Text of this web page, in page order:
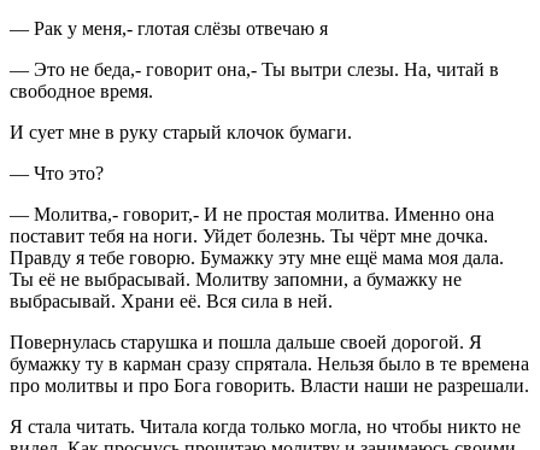
— Рак у меня,- глотая слёзы отвечаю я
— Это не беда,- говорит она,- Ты вытри слезы. На, читай в
свободное время.
И сует мне в руку старый клочок бумаги.
— Что это?
— Молитва,- говорит,- И не простая молитва. Именно она
поставит тебя на ноги. Уйдет болезнь. Ты чёрт мне дочка.
Правду я тебе говорю. Бумажку эту мне ещё мама моя дала.
Ты её не выбрасывай. Молитву запомни, а бумажку не
выбрасывай. Храни её. Вся сила в ней.
Повернулась старушка и пошла дальше своей дорогой. Я
бумажку ту в карман сразу спрятала. Нельзя было в те времена
про молитвы и про Бога говорить. Власти наши не разрешали.
Я стала читать. Читала когда только могла, но чтобы никто не